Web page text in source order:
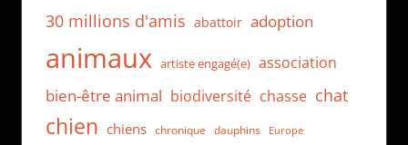
30 millions d'amis abattoir adoption
animaux artiste engagé(e) association
bien-être animal biodiversité chasse chat
chien chiens chronique dauphins Europe